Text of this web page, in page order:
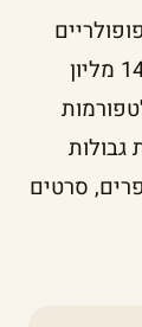
והנמכרים ביותר בהיסטוריה עם יותר מ-140 מליון
בכל חודש במעל 20 פלטפורמות
גבולות
סרטים